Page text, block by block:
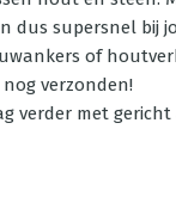
dus supersnel bij
of
verzonden!
verder met gericht